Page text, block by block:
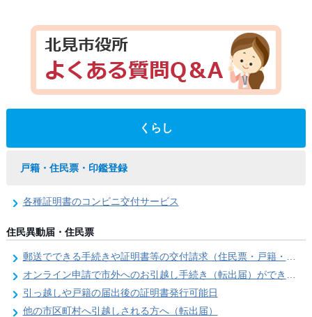
くらし
戸籍・住民票・印鑑登録
各種証明書のコンビニ交付サービス
住民異動届・住民票
郵送でできる手続きや証明書等の交付請求（住民票・戸籍・国民年金関係）
オンライン申請で市外へのお引越し手続き（転出届）ができます
引っ越しや戸籍の届出後の証明書発行可能日
他の市区町村へ引越しされる方へ（転出届）